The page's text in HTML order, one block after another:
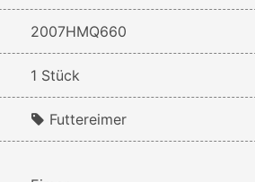
2007HMQ660
1 Stück
Futtereimer